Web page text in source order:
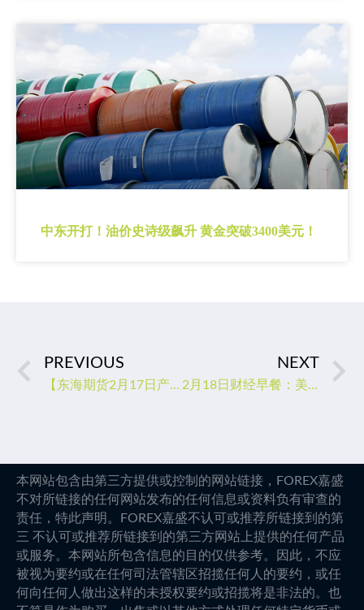
中东开打！油价史诗级飙升 黄金突破3400美元！
PREVIOUS
【东海期货2月17日产业链日报】能化篇：市场观望，油价小幅回调
NEXT
2月18日财经早餐：美元走强和美联储鹰派言论拖累金价连跌三周，市场关注美联储未来行动
本网站包含由第三方提供或控制的网站链接，FOREX嘉盛
不对所链接的任何网站发布的任何信息或资料负有审查的
责任，特此声明。FOREX嘉盛不认可或推荐所链接到的第
三 不认可或推荐所链接到的第三方网站上提供的任何产品
或服务。本网站所包含信息的目的仅供参考。因此，不应
被视为要约或在任何司法管辖区招揽任何人的要约，或任
何向任何人做出这样的未授权要约或招揽将是非法的。也